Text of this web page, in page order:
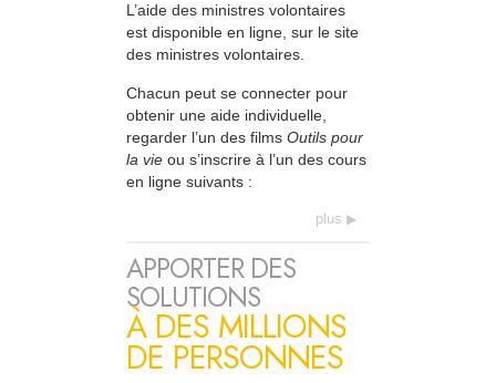
L’aide des ministres volontaires
est disponible en ligne, sur le site
des ministres volontaires.
Chacun peut se connecter pour
obtenir une aide individuelle,
regarder l’un des films Outils pour
la vie ou s’inscrire à l’un des cours
en ligne suivants :
plus
APPORTER DES
SOLUTIONS
À DES MILLIONS
DE PERSONNES